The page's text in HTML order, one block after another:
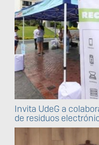
Invita UdeG a
de residuos